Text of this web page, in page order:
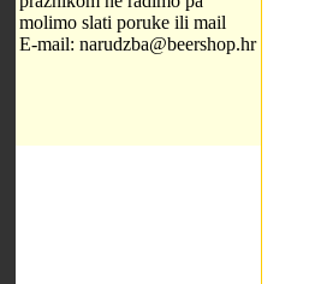
molimo slati poruke ili mail
E-mail: narudzba@beershop.hr